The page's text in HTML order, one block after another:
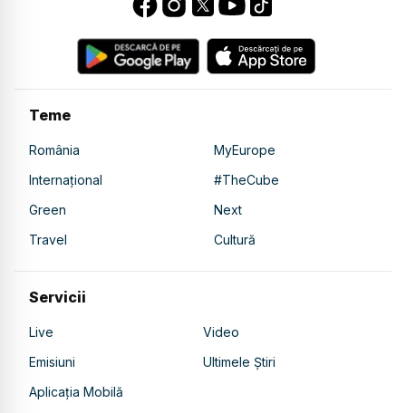
Teme
România
MyEurope
Internațional
#TheCube
Green
Next
Travel
Cultură
Servicii
Live
Video
Emisiuni
Ultimele Știri
Aplicația Mobilă